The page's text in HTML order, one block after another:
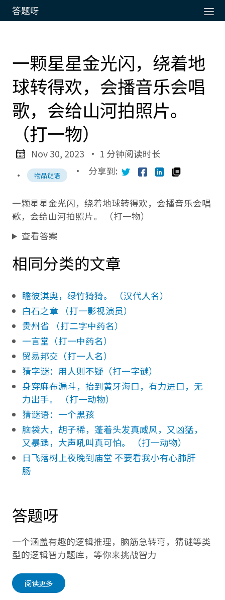
答题呀
一颗星星金光闪，绕着地
球转得欢，会播音乐会唱
歌，会给山河拍照片。
（打一物）
Nov 30, 2023
· 1 分钟阅读时长
·
物品谜语 · 分享到:
一颗星星金光闪，绕着地球转得欢，会播音乐会唱
歌，会给山河拍照片。 （打一物）
查看答案
相同分类的文章
瞻彼淇奥，绿竹猗猗。 （汉代人名）
白石之章 （打一影视演员）
贵州省 （打二字中药名）
一言堂（打一中药名）
贸易邦交（打一人名）
猜字谜：用人则不疑（打一字谜）
身穿麻布漏斗，抬到黄牙海口，有力进口，无
力出手。 （打一动物）
猜谜语：一个黑孩
脑袋大，胡子稀，蓬着头发真威风，又凶猛，
又暴躁，大声吼叫真可怕。 （打一动物）
日飞落树上夜晚到庙堂 不要看我小有心肺肝
肠
答题呀
一个涵盖有趣的逻辑推理，脑筋急转弯，猜谜等类
型的逻辑智力题库，等你来挑战智力
阅读更多